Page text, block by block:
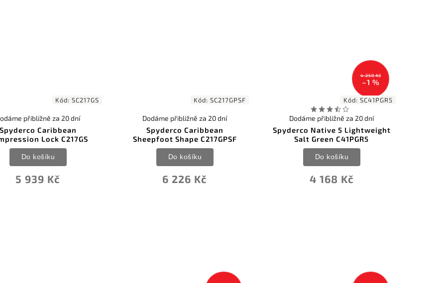
Kód:SC217GS
Spyderco Caribbean
Lock C217GS
přibližně za 20 dní
5 939 Kč
Do košíku
Kód:SC217GPSF
Spyderco Caribbean
Sheepfoot Shape C217GPSF
Dodáme přibližně za 20 dní
6 226 Kč
Do košíku
4 250 Kč
–1 %
Kód:SC41PGR5
Spyderco Native 5 Lightweight
Salt Green C41PGR5
Dodáme přibližně za 20 dní
4 168 Kč
Do košíku